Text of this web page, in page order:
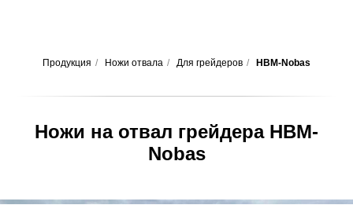
Продукция / Ножи отвала / Для грейдеров / HBM-Nobas
Ножи на отвал грейдера HBM-
Nobas